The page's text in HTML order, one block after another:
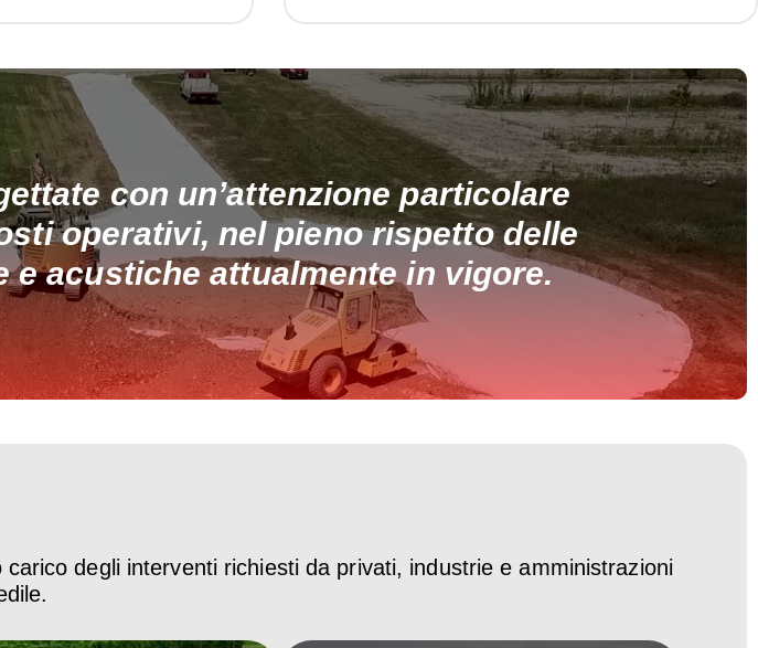
con un’attenzione particolare
operativi, nel pieno rispetto delle
acustiche attualmente in vigore.
degli interventi richiesti da privati, industrie e amministrazioni